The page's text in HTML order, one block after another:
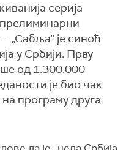
серија
„Сабља“ је синоћ
у Србији. Прву
од 1.300.000
је био чак
програму друга